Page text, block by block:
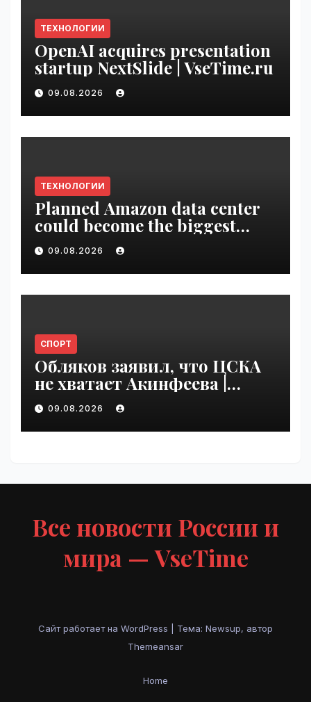
ТЕХНОЛОГИИ
OpenAI acquires presentation
startup NextSlide | VseTime.ru
09.08.2026
ТЕХНОЛОГИИ
Planned Amazon data center
could become the biggest
climate polluter in the U.S. |
VseTime.ru
09.08.2026
СПОРТ
Обляков заявил, что ЦСКА
не хватает Акинфеева |
VseTime.ru
09.08.2026
Все новости России и
мира — VseTime
Сайт работает на WordPress
Тема: Newsup, автор
Themeansar
Home